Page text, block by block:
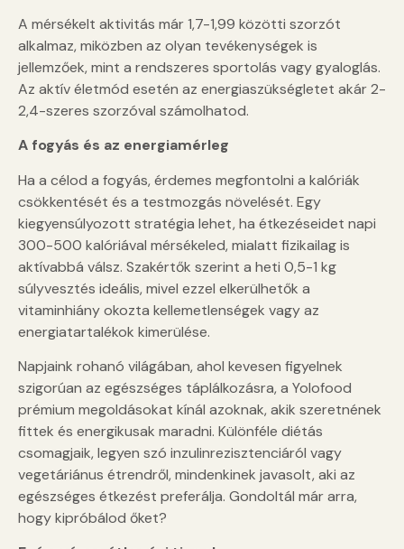
A mérsékelt aktivitás már 1,7-1,99 közötti szorzót
alkalmaz, miközben az olyan tevékenységek is
jellemzőek, mint a rendszeres sportolás vagy gyaloglás.
Az aktív életmód esetén az energiaszükségletet akár 2-
2,4-szeres szorzóval számolhatod.
A fogyás és az energiamérleg
Ha a célod a fogyás, érdemes megfontolni a kalóriák
csökkentését és a testmozgás növelését. Egy
kiegyensúlyozott stratégia lehet, ha étkezéseidet napi
300-500 kalóriával mérsékeled, mialatt fizikailag is
aktívabbá válsz. Szakértők szerint a heti 0,5-1 kg
súlyvesztés ideális, mivel ezzel elkerülhetők a
vitaminhiány okozta kellemetlenségek vagy az
energiatartalékok kimerülése.
Napjaink rohanó világában, ahol kevesen figyelnek
szigorúan az egészséges táplálkozásra, a Yolofood
prémium megoldásokat kínál azoknak, akik szeretnének
fittek és energikusak maradni. Különféle diétás
csomagjaik, legyen szó inzulinrezisztenciáról vagy
vegetáriánus étrendről, mindenkinek javasolt, aki az
egészséges étkezést preferálja. Gondoltál már arra,
hogy kipróbálod őket?